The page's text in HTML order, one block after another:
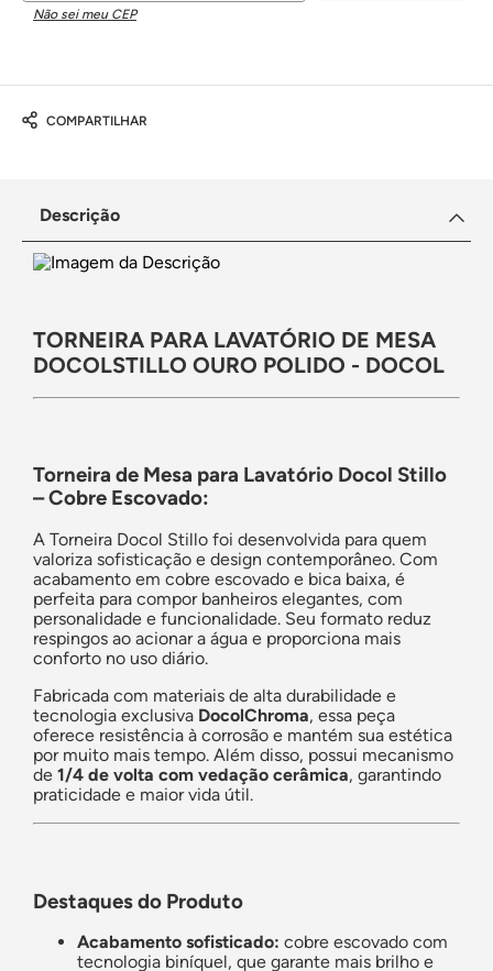
Não sei meu CEP
COMPARTILHAR
Descrição
TORNEIRA PARA LAVATÓRIO DE MESA
DOCOLSTILLO OURO POLIDO - DOCOL
Torneira de Mesa para Lavatório Docol Stillo
– Cobre Escovado:
A Torneira Docol Stillo foi desenvolvida para quem
valoriza sofisticação e design contemporâneo. Com
acabamento em cobre escovado e bica baixa, é
perfeita para compor banheiros elegantes, com
personalidade e funcionalidade. Seu formato reduz
respingos ao acionar a água e proporciona mais
conforto no uso diário.
Fabricada com materiais de alta durabilidade e
tecnologia exclusiva DocolChroma, essa peça
oferece resistência à corrosão e mantém sua estética
por muito mais tempo. Além disso, possui mecanismo
de 1/4 de volta com vedação cerâmica, garantindo
praticidade e maior vida útil.
Destaques do Produto
Acabamento sofisticado: cobre escovado com
tecnologia biníquel, que garante mais brilho e